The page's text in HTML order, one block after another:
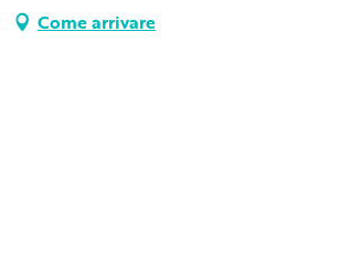
Come arrivare